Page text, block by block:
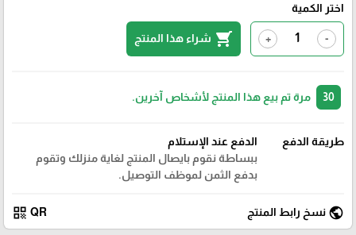
اختر الكمية
-
+
shopping_cart شراء هذا المنتج
مرة تم بيع هذا المنتج لأشخاص آخرين.
طريقة الدفع
الدفع عند الإستلام
ببساطة نقوم بايصال المنتج لغاية منزلك وتقوم
بدفع الثمن لموظف التوصيل.
public نسخ رابط المنتج QR
qr_code